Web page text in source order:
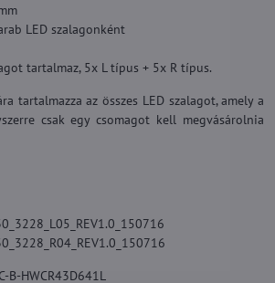
LED szalagonként
tartalmaz, 5x L típus + 5x R típus.
tartalmazza az összes LED szalagot, amely a
csak egy csomagot kell megvásárolnia
B-HWCR43D641L